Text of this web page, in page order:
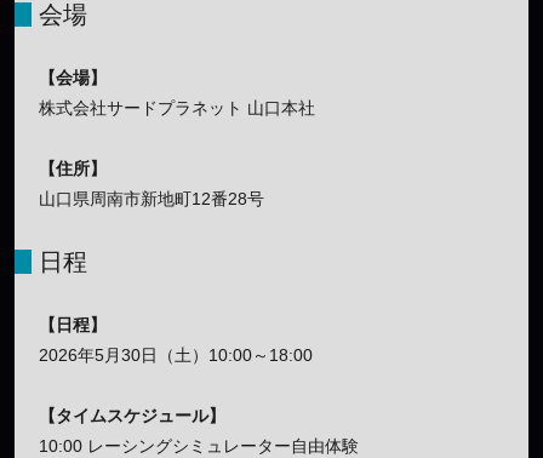
会場
【会場】
株式会社サードプラネット 山口本社
【住所】
山口県周南市新地町12番28号
日程
【日程】
2026年5月30日（土）10:00～18:00
【タイムスケジュール】
10:00 レーシングシミュレーター自由体験